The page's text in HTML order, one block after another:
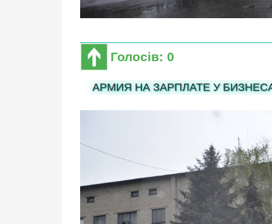
Голосів: 0
АРМИЯ НА ЗАРПЛАТЕ У